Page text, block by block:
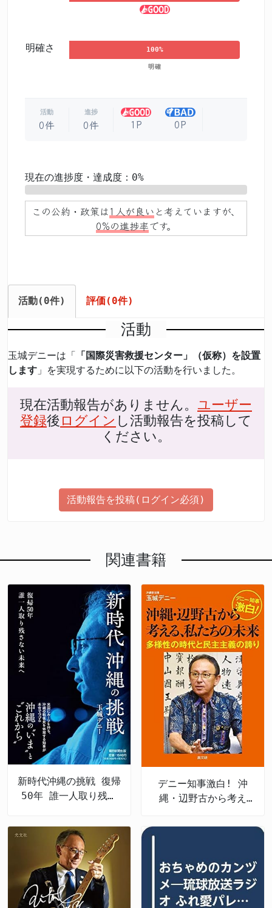
明確さ 100%
明確
活動
0件
進捗
0件 1P 0P
現在の進捗度・達成度：0%
この公約・政策は1人が良い と考えていますが、
0%の進捗率です。
活動(0件) 評価(0件)
活動
玉城デニーは「 「国際災害救援センター」（仮称）を設置
します 」を実現するために以下の活動を行いました。
現在活動報告がありません。 ユーザー
登録後 ログイン し活動報告を投稿して
ください。
活動報告を投稿(ログイン必須)
関連書籍
新時代沖縄の挑戦 復帰
50年 誰一人取り残さ
デニー知事激白! 沖
縄・辺野古から考え